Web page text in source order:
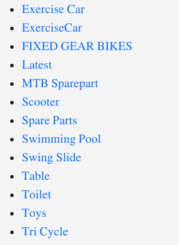
Exercise Car
ExerciseCar
FIXED GEAR BIKES
Latest
MTB Sparepart
Scooter
Spare Parts
Swimming Pool
Swing Slide
Table
Toilet
Toys
Tri Cycle